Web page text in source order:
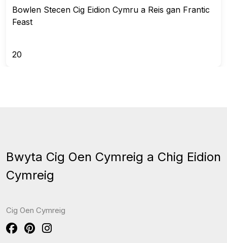
Bowlen Stecen Cig Eidion Cymru a Reis gan Frantic
Feast
20
Bwyta Cig Oen Cymreig a Chig Eidion
Cymreig
Cig Oen Cymreig